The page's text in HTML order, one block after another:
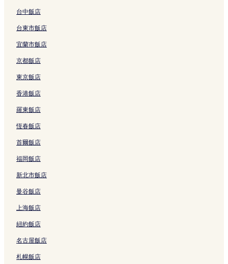
台中飯店
台東市飯店
宜蘭市飯店
京都飯店
東京飯店
香港飯店
羅東飯店
恆春飯店
首爾飯店
福岡飯店
新北市飯店
曼谷飯店
上海飯店
紐約飯店
名古屋飯店
札幌飯店